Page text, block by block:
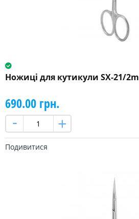
102
мм
104
мм
(4)
більше
Ножиці для кутикули SX-21/2m
690.00 грн.
Подивитися